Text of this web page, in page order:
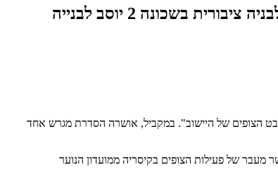
מליאת המועצה אישרה: יוכשר שטח ציבורי בשכונה 8 לתנועת הצופים. במקביל - מגרש שהיה מיועד לבניה ציבורית בשכונה 2 יוסב לבנייה
הצופים של היישוב". במקביל, אושרה הסדרת מגרש אחד
מעבר של פעילות הצופים בקיסריה ממועדון הנוער